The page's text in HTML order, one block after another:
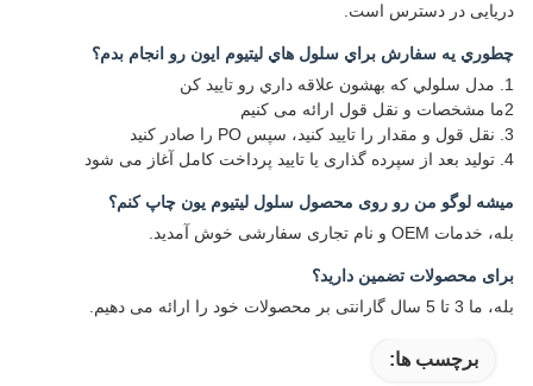
دریایی در دسترس است.
چطوري يه سفارش براي سلول هاي ليتيوم ايون رو انجام بدم؟
1. مدل سلولي که بهشون علاقه داري رو تاييد کن
2ما مشخصات و نقل قول ارائه می کنیم
3. نقل قول و مقدار را تایید کنید، سپس PO را صادر کنید
4. تولید بعد از سپرده گذاری یا تایید پرداخت کامل آغاز می شود
میشه لوگو من رو روی محصول سلول لیتیوم یون چاپ کنم؟
بله، خدمات OEM و نام تجاری سفارشی خوش آمدید.
برای محصولات تضمین دارید؟
بله، ما 3 تا 5 سال گارانتی بر محصولات خود را ارائه می دهیم.
برچسب ها: